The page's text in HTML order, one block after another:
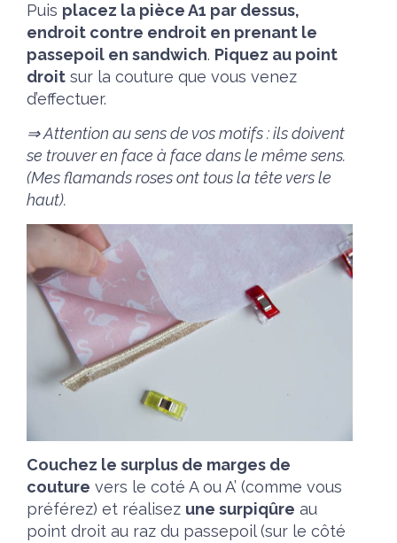
Puis placez la pièce A1 par dessus,
endroit contre endroit en prenant le
passepoil en sandwich. Piquez au point
droit sur la couture que vous venez
d’effectuer.
⇒ Attention au sens de vos motifs : ils doivent
se trouver en face à face dans le même sens.
(Mes flamands roses ont tous la tête vers le
haut).
Couchez le surplus de marges de
couture vers le coté A ou A’ (comme vous
préférez) et réalisez une surpiqûre au
point droit au raz du passepoil (sur le côté